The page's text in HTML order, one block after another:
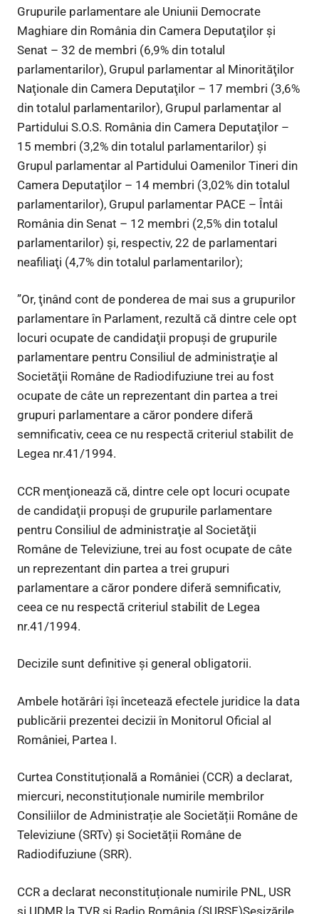
Grupurile parlamentare ale Uniunii Democrate
Maghiare din România din Camera Deputaţilor şi
Senat – 32 de membri (6,9% din totalul
parlamentarilor), Grupul parlamentar al Minorităţilor
Naţionale din Camera Deputaţilor – 17 membri (3,6%
din totalul parlamentarilor), Grupul parlamentar al
Partidului S.O.S. România din Camera Deputaţilor –
15 membri (3,2% din totalul parlamentarilor) şi
Grupul parlamentar al Partidului Oamenilor Tineri din
Camera Deputaţilor – 14 membri (3,02% din totalul
parlamentarilor), Grupul parlamentar PACE – Întâi
România din Senat – 12 membri (2,5% din totalul
parlamentarilor) şi, respectiv, 22 de parlamentari
neafiliaţi (4,7% din totalul parlamentarilor);
”Or, ţinând cont de ponderea de mai sus a grupurilor
parlamentare în Parlament, rezultă că dintre cele opt
locuri ocupate de candidaţii propuşi de grupurile
parlamentare pentru Consiliul de administraţie al
Societăţii Române de Radiodifuziune trei au fost
ocupate de câte un reprezentant din partea a trei
grupuri parlamentare a căror pondere diferă
semnificativ, ceea ce nu respectă criteriul stabilit de
Legea nr.41/1994.
CCR menţionează că, dintre cele opt locuri ocupate
de candidaţii propuşi de grupurile parlamentare
pentru Consiliul de administraţie al Societăţii
Române de Televiziune, trei au fost ocupate de câte
un reprezentant din partea a trei grupuri
parlamentare a căror pondere diferă semnificativ,
ceea ce nu respectă criteriul stabilit de Legea
nr.41/1994.
Decizile sunt definitive şi general obligatorii.
Ambele hotărâri îşi încetează efectele juridice la data
publicării prezentei decizii în Monitorul Oficial al
României, Partea I.
Curtea Constituțională a României (CCR) a declarat,
miercuri, neconstituționale numirile membrilor
Consiliilor de Administrație ale Societății Române de
Televiziune (SRTv) și Societății Române de
Radiodifuziune (SRR).
CCR a declarat neconstituționale numirile PNL, USR
și UDMR la TVR și Radio România (SURSE)Sesizările